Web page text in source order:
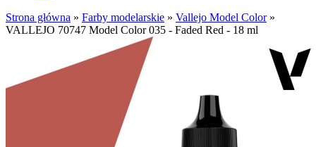
Strona główna » Farby modelarskie » Vallejo Model Color»
VALLEJO 70747 Model Color 035 - Faded Red - 18 ml